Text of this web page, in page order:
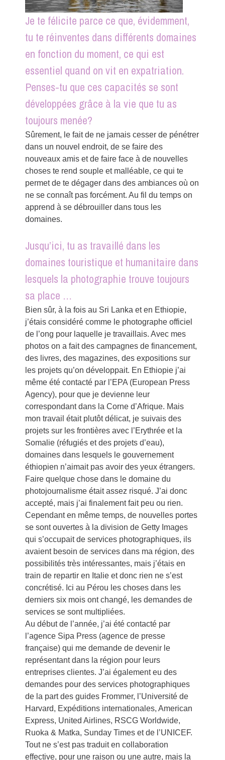
Je te félicite parce ce que, évidemment,
tu te réinventes dans différents domaines
en fonction du moment, ce qui est
essentiel quand on vit en expatriation.
Penses-tu que ces capacités se sont
développées grâce à la vie que tu as
toujours menée?
Sûrement, le fait de ne jamais cesser de pénétrer
dans un nouvel endroit, de se faire des
nouveaux amis et de faire face à de nouvelles
choses te rend souple et malléable, ce qui te
permet de te dégager dans des ambiances où on
ne se connaît pas forcément. Au fil du temps on
apprend à se débrouiller dans tous les
domaines.
Jusqu’ici, tu as travaillé dans les
domaines touristique et humanitaire dans
lesquels la photographie trouve toujours
sa place …
Bien sûr, à la fois au Sri Lanka et en Ethiopie,
j’étais considéré comme le photographe officiel
de l’ong pour laquelle je travaillais. Avec mes
photos on a fait des campagnes de financement,
des livres, des magazines, des expositions sur
les projets qu’on développait. En Ethiopie j’ai
même été contacté par l’EPA (European Press
Agency), pour que je devienne leur
correspondant dans la Corne d’Afrique. Mais
mon travail était plutôt délicat, je suivais des
projets sur les frontières avec l’Erythrée et la
Somalie (réfugiés et des projets d’eau),
domaines dans lesquels le gouvernement
éthiopien n’aimait pas avoir des yeux étrangers.
Faire quelque chose dans le domaine du
photojournalisme était assez risqué. J’ai donc
accepté, mais j’ai finalement fait peu ou rien.
Cependant en même temps, de nouvelles portes
se sont ouvertes à la division de Getty Images
qui s’occupait de services photographiques, ils
avaient besoin de services dans ma région, des
possibilités très intéressantes, mais j’étais en
train de repartir en Italie et donc rien ne s’est
concrétisé. Ici au Pérou les choses dans les
derniers six mois ont changé, les demandes de
services se sont multipliées.
Au début de l’année, j’ai été contacté par
l’agence Sipa Press (agence de presse
française) qui me demande de devenir le
représentant dans la région pour leurs
entreprises clientes. J’ai également eu des
demandes pour des services photographiques
de la part des guides Frommer, l’Université de
Harvard, Expéditions internationales, American
Express, United Airlines, RSCG Worldwide,
Ruoka & Matka, Sunday Times et de l’UNICEF.
Tout ne s’est pas traduit en collaboration
effective, pour une raison ou une autre, mais la